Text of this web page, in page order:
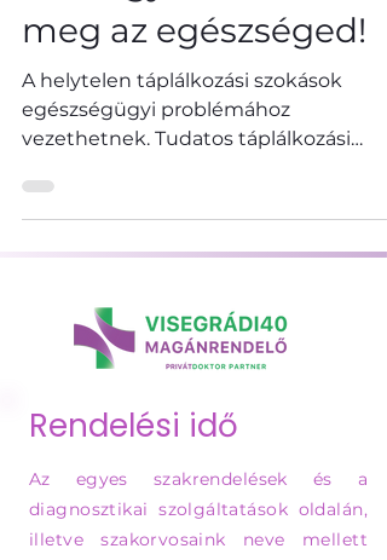
titka: Így őrizheted
meg az egészséged!
A helytelen táplálkozási szokások
egészségügyi problémához
vezethetnek. Tudatos táplálkozási
Rendelési idő
Az egyes szakrendelések és a
diagnosztikai szolgáltatások oldalán,